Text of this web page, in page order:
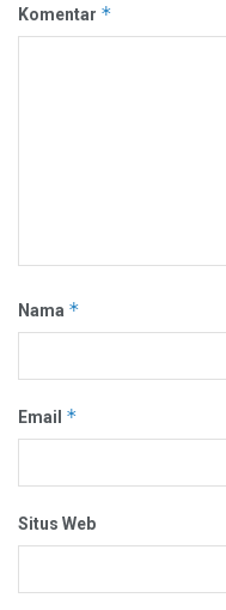
Komentar *
Nama *
Email *
Situs Web